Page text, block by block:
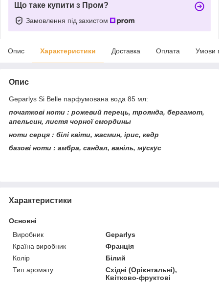
Що таке купити з Пром?
Замовлення під захистом
Опис Характеристики Доставка Оплата Умови
Опис
Geparlys Si Belle парфумована вода 85 мл:
початкові ноти : рожевий перець, троянда, бергамот,
апельсин, листя чорної смордины
ноти серця : білі квіти, жасмин, ірис, кедр
базові ноти : амбра, сандал, ваніль, мускус
Характеристики
Основні
Виробник
Geparlys
Країна виробник
Франція
Колір
Білий
Тип аромату
Східні (Орієнтальні),
Квітково-фруктові